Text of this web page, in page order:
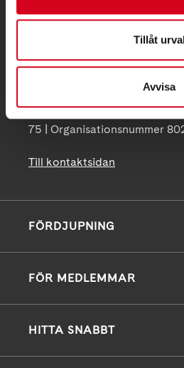
Tillåt
Avvisa
Postadress:
PG 90 10 07-5 | BG 901-0075
75 | Organisationsnummer
Till kontaktsidan
FÖRDJUPNING
FÖR MEDLEMMAR
HITTA SNABBT